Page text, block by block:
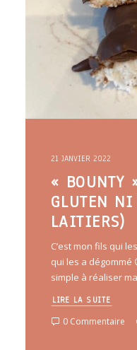
21 JANVIER 2022
« BOUNTY
GLUTEN
LAITIERS)
C’est mon fils qui
qui les a dégommé
simple à réaliser
LIRE LA SUITE
0 Commentaire